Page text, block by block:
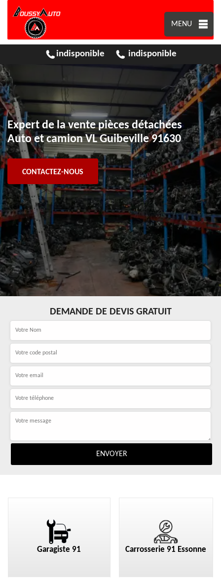
MENU
indisponible indisponible
Expert de la vente pièces détachées
Auto et camion VL Guibeville 91630
CONTACTEZ-NOUS
DEMANDE DE DEVIS GRATUIT
Garagiste 91 Carrosserie 91 Essonne